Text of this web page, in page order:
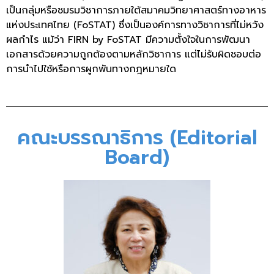
เป็นกลุ่มหรือชมรมวิชาการภายใต้สมาคมวิทยาศาสตร์ทางอาหาร
แห่งประเทศไทย (FoSTAT) ซึ่งเป็นองค์การทางวิชาการที่ไม่หวัง
ผลกำไร แม้ว่า FIRN by FoSTAT มีความตั้งใจในการพัฒนา
เอกสารด้วยความถูกต้องตามหลักวิชาการ แต่ไม่รับผิดชอบต่อ
การนำไปใช้หรือการผูกพันทางกฎหมายใด
คณะบรรณาธิการ (Editorial
Board)